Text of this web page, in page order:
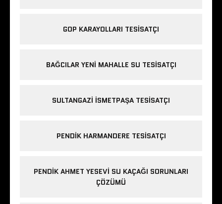
GOP KARAYOLLARI TESISATÇI
BAĞCILAR YENI MAHALLE SU TESISATÇI
SULTANGAZI ISMETPAŞA TESISATÇI
PENDIK HARMANDERE TESISATÇI
PENDIK AHMET YESEVI SU KAÇAĞI SORUNLARI
ÇÖZÜMÜ